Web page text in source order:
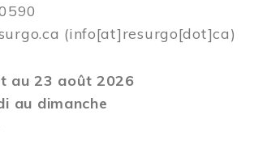
(info[at]resurgo[dot]ca)
au 23 août 2026
au dimanche